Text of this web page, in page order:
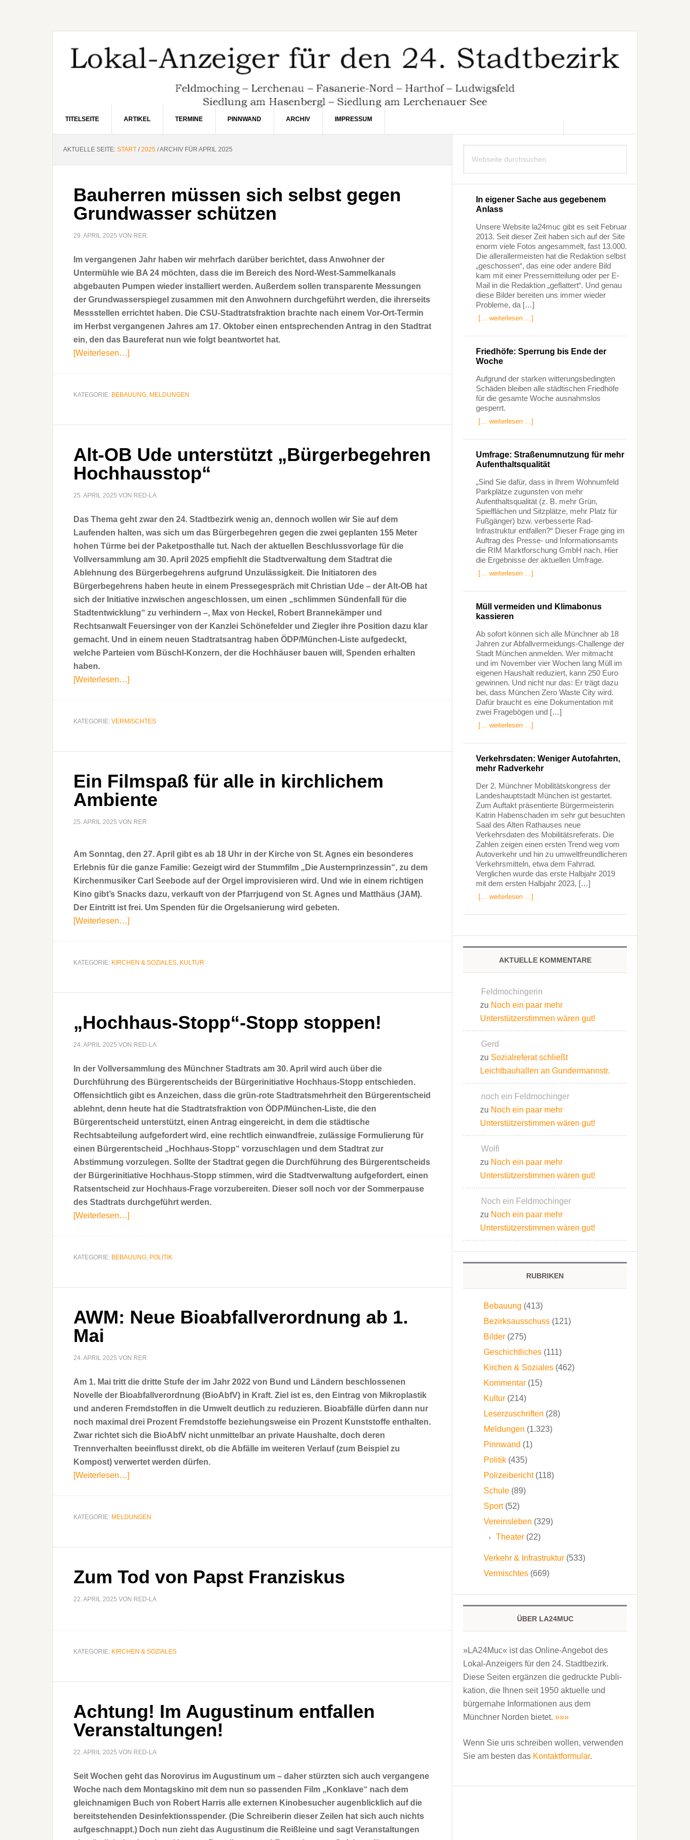
TITELSEITE ARTIKEL TERMINE PINNWAND ARCHIV IMPRESSUM
AKTUELLE SEITE: START / 2025 /ARCHIV FÜR APRIL 2025
Bauherren müssen sich selbst gegen
Grundwasser schützen
29. APRIL 2025 VON RER
Im vergangenen Jahr haben wir mehrfach darüber berichtet, dass Anwohner der
Untermühle wie BA 24 möchten, dass die im Bereich des Nord-West-Sammelkanals
abgebauten Pumpen wieder installiert werden. Außerdem sollen transparente Messungen
der Grundwasserspiegel zusammen mit den Anwohnern durchgeführt werden, die ihrerseits
Messstellen errichtet haben. Die CSU-Stadtratsfraktion brachte nach einem Vor-Ort-Termin
im Herbst vergangenen Jahres am 17. Oktober einen entsprechenden Antrag in den Stadtrat
ein, den das Baureferat nun wie folgt beantwortet hat.
[Weiterlesen…]
selbst
KATEGORIE: BEBAUUNG, MELDUNGEN
Alt-OB Ude unterstützt „Bürgerbegehren
Hochhausstop“
25. APRIL 2025 VON RED-LA
Das Thema geht zwar den 24. Stadtbezirk wenig an, dennoch wollen wir Sie auf dem
Laufenden halten, was sich um das Bürgerbegehren gegen die zwei geplanten 155 Meter
hohen Türme bei der Paketposthalle tut. Nach der aktuellen Beschlussvorlage für die
Vollversammlung am 30. April 2025 empfiehlt die Stadtverwaltung dem Stadtrat die
Ablehnung des Bürgerbegehrens aufgrund Unzulässigkeit. Die Initiatoren des
Bürgerbegehrens haben heute in einem Pressegespräch mit Christian Ude – der Alt-OB hat
sich der Initiative inzwischen angeschlossen, um einen „schlimmen Sündenfall für die
Stadtentwicklung“ zu verhindern –, Max von Heckel, Robert Brannekämper und
Rechtsanwalt Feuersinger von der Kanzlei Schönefelder und Ziegler ihre Position dazu klar
gemacht. Und in einem neuen Stadtratsantrag haben ÖDP/München-Liste aufgedeckt,
welche Parteien vom Büschl-Konzern, der die Hochhäuser bauen will, Spenden erhalten
haben.
[Weiterlesen…]
unterstützt
KATEGORIE: VERMISCHTES
Ein Filmspaß für alle in kirchlichem
Ambiente
25. APRIL 2025 VON RER
Am Sonntag, den 27. April gibt es ab 18 Uhr in der Kirche von St. Agnes ein besonderes
Erlebnis für die ganze Familie: Gezeigt wird der Stummfilm „Die Austernprinzessin“, zu dem
Kirchenmusiker Carl Seebode auf der Orgel improvisieren wird. Und wie in einem richtigen
Kino gibt’s Snacks dazu, verkauft von der Pfarrjugend von St. Agnes und Matthäus (JAM).
Der Eintritt ist frei. Um Spenden für die Orgelsanierung wird gebeten.
[Weiterlesen…]
alle
KATEGORIE: KIRCHEN & SOZIALES, KULTUR
„Hochhaus-Stopp“-Stopp stoppen!
24. APRIL 2025 VON RED-LA
In der Vollversammlung des Münchner Stadtrats am 30. April wird auch über die
Durchführung des Bürgerentscheids der Bürgerinitiative Hochhaus-Stopp entschieden.
Offensichtlich gibt es Anzeichen, dass die grün-rote Stadtratsmehrheit den Bürgerentscheid
ablehnt, denn heute hat die Stadtratsfraktion von ÖDP/München-Liste, die den
Bürgerentscheid unterstützt, einen Antrag eingereicht, in dem die städtische
Rechtsabteilung aufgefordert wird, eine rechtlich einwandfreie, zulässige Formulierung für
einen Bürgerentscheid „Hochhaus-Stopp“ vorzuschlagen und dem Stadtrat zur
Abstimmung vorzulegen. Sollte der Stadtrat gegen die Durchführung des Bürgerentscheids
der Bürgerinitiative Hochhaus-Stopp stimmen, wird die Stadtverwaltung aufgefordert, einen
Ratsentscheid zur Hochhaus-Frage vorzubereiten. Dieser soll noch vor der Sommerpause
des Stadtrats durchgeführt werden.
[Weiterlesen…]
stoppen!
KATEGORIE: BEBAUUNG, POLITIK
AWM: Neue Bioabfallverordnung ab 1.
Mai
24. APRIL 2025 VON RER
Am 1. Mai tritt die dritte Stufe der im Jahr 2022 von Bund und Ländern beschlossenen
Novelle der Bioabfallverordnung (BioAbfV) in Kraft. Ziel ist es, den Eintrag von Mikroplastik
und anderen Fremdstoffen in die Umwelt deutlich zu reduzieren. Bioabfälle dürfen dann nur
noch maximal drei Prozent Fremdstoffe beziehungsweise ein Prozent Kunststoffe enthalten.
Zwar richtet sich die BioAbfV nicht unmittelbar an private Haushalte, doch deren
Trennverhalten beeinflusst direkt, ob die Abfälle im weiteren Verlauf (zum Beispiel zu
Kompost) verwertet werden dürfen.
[Weiterlesen…]
ab
KATEGORIE: MELDUNGEN
Zum Tod von Papst Franziskus
22. APRIL 2025 VON RED-LA
KATEGORIE: KIRCHEN & SOZIALES
Achtung! Im Augustinum entfallen
Veranstaltungen!
22. APRIL 2025 VON RED-LA
Seit Wochen geht das Norovirus im Augustinum um – daher stürzten sich auch vergangene
Woche nach dem Montagskino mit dem nun so passenden Film „Konklave“ nach dem
gleichnamigen Buch von Robert Harris alle externen Kinobesucher augenblicklich auf die
bereitstehenden Desinfektionsspender. (Die Schreiberin dieser Zeilen hat sich auch nichts
aufgeschnappt.) Doch nun zieht das Augustinum die Reißleine und sagt Veranstaltungen
Seitenspalte
durchsuchen
In eigener Sache aus gegebenem
Anlass
Unsere Website la24muc gibt es seit Februar
2013. Seit dieser Zeit haben sich auf der Site
enorm viele Fotos angesammelt, fast 13.000.
Die allerallermeisten hat die Redaktion selbst
„geschossen“, das eine oder andere Bild
kam mit einer Pressemitteilung oder per E-
Mail in die Redaktion „geflattert“. Und genau
diese Bilder bereiten uns immer wieder
Probleme, da […]
[… weiterlesen …]
Friedhöfe: Sperrung bis Ende der
Woche
Aufgrund der starken witterungsbedingten
Schäden bleiben alle städtischen Friedhöfe
für die gesamte Woche ausnahmslos
gesperrt.
[… weiterlesen …]
Umfrage: Straßenumnutzung für mehr
Aufenthaltsqualität
„Sind Sie dafür, dass in Ihrem Wohnumfeld
Parkplätze zugunsten von mehr
Aufenthaltsqualität (z. B. mehr Grün,
Spielflächen und Sitzplätze, mehr Platz für
Fußgänger) bzw. verbesserte Rad-
Infrastruktur entfallen?“ Dieser Frage ging im
Auftrag des Presse- und Informationsamts
die RIM Marktforschung GmbH nach. Hier
die Ergebnisse der aktuellen Umfrage.
[… weiterlesen …]
Müll vermeiden und Klimabonus
kassieren
Ab sofort können sich alle Münchner ab 18
Jahren zur Abfallvermeidungs-Challenge der
Stadt München anmelden. Wer mitmacht
und im November vier Wochen lang Müll im
eigenen Haushalt reduziert, kann 250 Euro
gewinnen. Und nicht nur das: Er trägt dazu
bei, dass München Zero Waste City wird.
Dafür braucht es eine Dokumentation mit
zwei Fragebögen und […]
[… weiterlesen …]
Verkehrsdaten: Weniger Autofahrten,
mehr Radverkehr
Der 2. Münchner Mobilitätskongress der
Landeshauptstadt München ist gestartet.
Zum Auftakt präsentierte Bürgermeisterin
Katrin Habenschaden im sehr gut besuchten
Saal des Alten Rathauses neue
Verkehrsdaten des Mobilitätsreferats. Die
Zahlen zeigen einen ersten Trend weg vom
Autoverkehr und hin zu umweltfreundlicheren
Verkehrsmitteln, etwa dem Fahrrad.
Verglichen wurde das erste Halbjahr 2019
mit dem ersten Halbjahr 2023, […]
[… weiterlesen …]
AKTUELLE KOMMENTARE
Feldmochingerin
zu Noch ein paar mehr
Unterstützerstimmen wären gut!
Gerd
zu Sozialreferat schließt
Leichtbauhallen an Gundermannstr.
noch ein Feldmochinger
zu Noch ein paar mehr
Unterstützerstimmen wären gut!
Wolfi
zu Noch ein paar mehr
Unterstützerstimmen wären gut!
Noch ein Feldmochinger
zu Noch ein paar mehr
Unterstützerstimmen wären gut!
RUBRIKEN
Bebauung (413)
Bezirksausschuss (121)
Bilder (275)
Geschichtliches (111)
Kirchen & Soziales (462)
Kommentar (15)
Kultur (214)
Leserzuschriften (28)
Meldungen (1.323)
Pinnwand (1)
Politik (435)
Polizeibericht(118)
Schule (89)
Sport(52)
Vereinsleben (329)
Theater (22)
Verkehr & Infrastruktur (533)
Vermischtes (669)
ÜBER LA24MUC
»LA24Muc« ist das Online-Angebot des
Lokal-Anzeigers für den 24. Stadtbezirk.
Diese Seiten ergänzen die gedruckte Publi­
kation, die Ihnen seit 1950 aktuelle und
bürgernahe Informationen aus dem
Münchner Norden bietet. »»»
Wenn Sie uns schreiben wollen, verwenden
Sie am besten das Kontaktformular.